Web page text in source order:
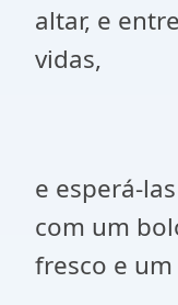
altar, e
vidas,
e esperá-
com um
fresco e